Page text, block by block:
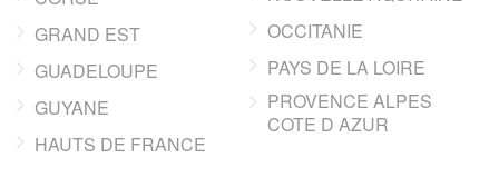
GRAND EST
GUADELOUPE
GUYANE
HAUTS DE FRANCE
OCCITANIE
PAYS DE LA LOIRE
PROVENCE ALPES
COTE D AZUR